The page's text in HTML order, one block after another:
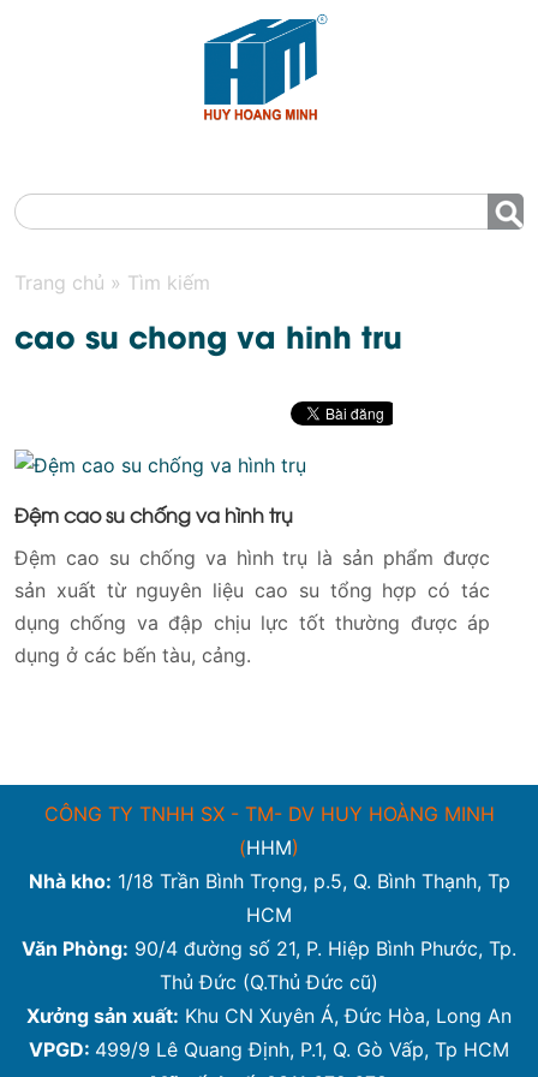
Trang chủ » Tìm kiếm
cao su chong va hinh tru
Đệm cao su chống va hình trụ
Đệm cao su chống va hình trụ là sản phẩm được
sản xuất từ nguyên liệu cao su tổng hợp có tác
dụng chống va đập chịu lực tốt thường được áp
dụng ở các bến tàu, cảng.
CÔNG TY TNHH SX - TM- DV HUY HOÀNG MINH
(HHM)
Nhà kho: 1/18 Trần Bình Trọng, p.5, Q. Bình Thạnh, Tp
HCM
Văn Phòng: 90/4 đường số 21, P. Hiệp Bình Phước, Tp.
Thủ Đức (Q.Thủ Đức cũ)
Xưởng sản xuất: Khu CN Xuyên Á, Đức Hòa, Long An
VPGD: 499/9 Lê Quang Định, P.1, Q. Gò Vấp, Tp HCM